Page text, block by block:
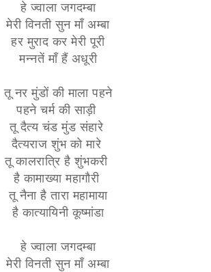
हे ज्वाला जगदम्बा
मेरी विनती सुन माँ अम्बा
हर मुराद कर मेरी पूरी
मन्नतें माँ हैं अधूरी
तू नर मुंडों की माला पहने
पहने चर्म की साड़ी
तू दैत्य चंड मुंड संहारे
दैत्यराज शुंभ को मारे
तू कालरात्रि है शुंभकरी
है कामाख्या महागौरी
तू नैना है तारा महामाया
है कात्यायिनी कूष्मांडा
हे ज्वाला जगदम्बा
मेरी विनती सुन माँ अम्बा